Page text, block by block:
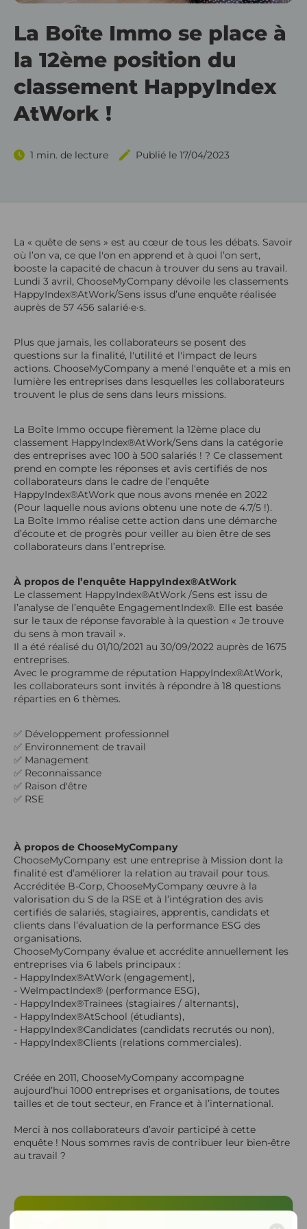
Gérez
Outils
Outils
La Boîte Immo se place à
la 12ème position du
classement HappyIndex
AtWork !
1 min. de lecture Publié le 17/04/2023
La « quête de sens » est au cœur de tous les débats. Savoir
où l’on va, ce que l'on en apprend et à quoi l’on sert,
booste la capacité de chacun à trouver du sens au travail.
Lundi 3 avril, ChooseMyCompany dévoile les classements
HappyIndex®AtWork/Sens issus d’une enquête réalisée
auprès de 57 456 salarié·e·s.
Plus que jamais, les collaborateurs se posent des
questions sur la finalité, l'utilité et l'impact de leurs
actions. ChooseMyCompany a mené l'enquête et a mis en
lumière les entreprises dans lesquelles les collaborateurs
trouvent le plus de sens dans leurs missions.
La Boîte Immo occupe fièrement la 12ème place du
classement HappyIndex®AtWork/Sens dans la catégorie
des entreprises avec 100 à 500 salariés ! ? Ce classement
prend en compte les réponses et avis certifiés de nos
collaborateurs dans le cadre de l’enquête
HappyIndex®AtWork que nous avons menée en 2022
(Pour laquelle nous avions obtenu une note de 4.7/5 !).
La Boîte Immo réalise cette action dans une démarche
d’écoute et de progrès pour veiller au bien être de ses
collaborateurs dans l’entreprise.
À propos de l’enquête HappyIndex®AtWork
Le classement HappyIndex®AtWork /Sens est issu de
l’analyse de l’enquête EngagementIndex®. Elle est basée
sur le taux de réponse favorable à la question « Je trouve
du sens à mon travail ».
Il a été réalisé du 01/10/2021 au 30/09/2022 auprès de 1675
entreprises.
Avec le programme de réputation HappyIndex®AtWork,
les collaborateurs sont invités à répondre à 18 questions
réparties en 6 thèmes.
✅ Développement professionnel
✅ Environnement de travail
✅ Management
✅ Reconnaissance
✅ Raison d'être
✅ RSE
À propos de ChooseMyCompany
ChooseMyCompany est une entreprise à Mission dont la
finalité est d’améliorer la relation au travail pour tous.
Accréditée B-Corp, ChooseMyCompany œuvre à la
valorisation du S de la RSE et à l’intégration des avis
certifiés de salariés, stagiaires, apprentis, candidats et
clients dans l’évaluation de la performance ESG des
organisations.
ChooseMyCompany évalue et accrédite annuellement les
entreprises via 6 labels principaux :
- HappyIndex®AtWork (engagement),
- WeImpactIndex® (performance ESG),
- HappyIndex®Trainees (stagiaires / alternants),
- HappyIndex®AtSchool (étudiants),
- HappyIndex®Candidates (candidats recrutés ou non),
- HappyIndex®Clients (relations commerciales).
Créée en 2011, ChooseMyCompany accompagne
aujourd’hui 1000 entreprises et organisations, de toutes
tailles et de tout secteur, en France et à l’international.
Merci à nos collaborateurs d’avoir participé à cette
enquête ! Nous sommes ravis de contribuer leur bien-être
au travail ?